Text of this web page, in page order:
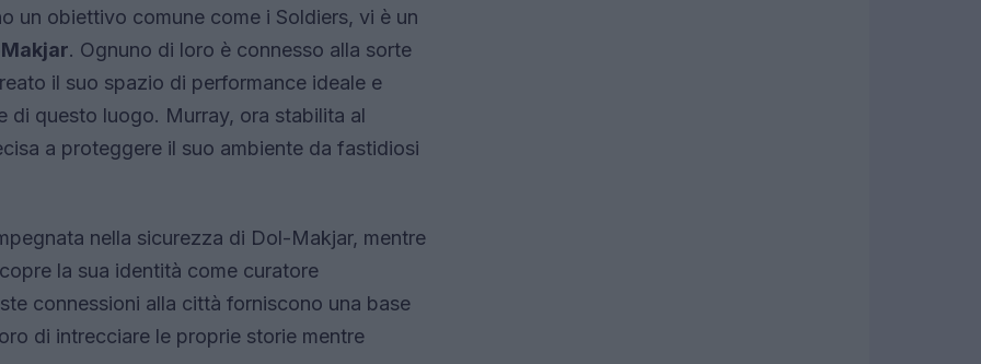
un obiettivo comune come i Soldiers, vi è un
. Ognuno di loro è connesso alla sorte
il suo spazio di performance ideale e
di questo luogo. Murray, ora stabilita al
a proteggere il suo ambiente da fastidiosi
nella sicurezza di Dol-Makjar, mentre
la sua identità come curatore
connessioni alla città forniscono una base
di intrecciare le proprie storie mentre